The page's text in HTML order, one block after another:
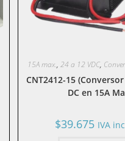
15A max.,24 a 12 VDC,
CNT2412-15
DC en 15A
$39.675 IVA